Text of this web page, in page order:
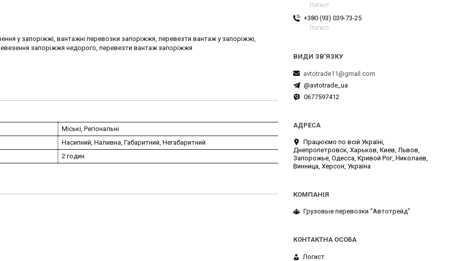
у запоріжжі, вантажні перевозки запоріжжя, перевезти вантаж у запоріжжі,
запоріжжя недорого, перевезти вантаж запоріжжя
Міські, Регіональні
Насипний, Наливна, Габаритний, Негабаритний
2 годин
Логист
+380 (93) 039-73-25
Логист
avtotrade11@gmail.com
@avtotrade_ua
0677597412
Працюємо по всій Україні,
Днепропетровск, Харьков, Киев, Львов,
Запорожье, Одесса, Кривой Рог, Николаев,
Винница, Херсон, Україна
Грузовые перевозки "Автотрейд"
Логист